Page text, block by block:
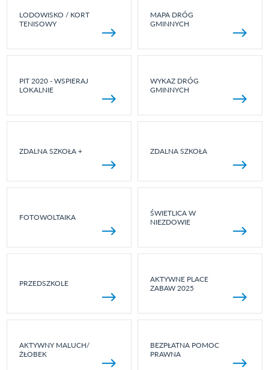
LODOWISKO / KORT
TENISOWY
MAPA DRÓG
GMINNYCH
PIT 2020 - WSPIERAJ
LOKALNIE
WYKAZ DRÓG
GMINNYCH
ZDALNA SZKOŁA + ZDALNA SZKOŁA
FOTOWOLTAIKA
ŚWIETLICA W
NIEZDOWIE
PRZEDSZKOLE
AKTYWNE PLACE
ZABAW 2025
AKTYWNY MALUCH/
ŻŁOBEK
BEZPŁATNA POMOC
PRAWNA